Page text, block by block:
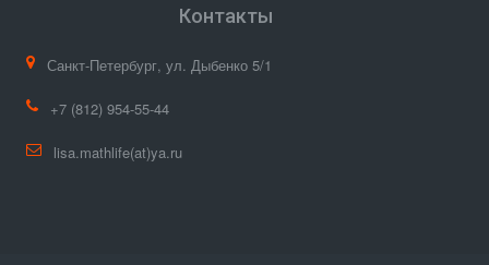
Контакты
Санкт-Петербург, ул. Дыбенко 5/1
+7 (812) 954-55-44
lisa.mathlife(at)ya.ru